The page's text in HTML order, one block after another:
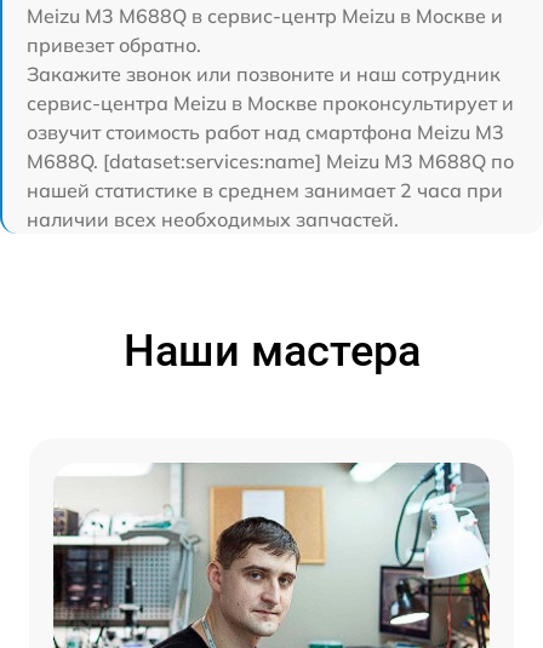
Meizu M3 M688Q в сервис-центр Meizu в Москве и
привезет обратно.
Закажите звонок или позвоните и наш сотрудник
сервис-центра Meizu в Москве проконсультирует и
озвучит стоимость работ над смартфона Meizu M3
M688Q. [dataset:services:name] Meizu M3 M688Q по
нашей статистике в среднем занимает 2 часа при
наличии всех необходимых запчастей.
Наши мастера